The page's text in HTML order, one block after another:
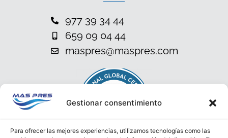
Gestionar consentimiento
Para ofrecer las mejores experiencias, utilizamos tecnologías como las
977 39 34 44
659 09 04 44
maspres@maspres.com